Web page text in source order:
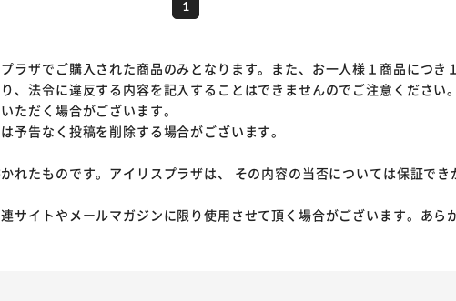
1
ラザでご購入された商品のみとなります。また、お一人様１商品につき
、法令に違反する内容を記入することはできませんのでご注意ください。
ただく場合がございます。
予告なく投稿を削除する場合がございます。
れたものです。アイリスプラザは、 その内容の当否については保証で
サイトやメールマガジンに限り使用させて頂く場合がございます。あら